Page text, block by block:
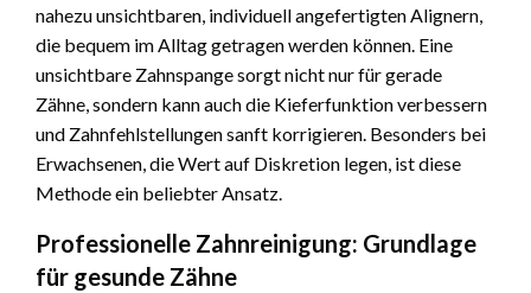
nahezu unsichtbaren, individuell angefertigten Alignern,
die bequem im Alltag getragen werden können. Eine
unsichtbare Zahnspange sorgt nicht nur für gerade
Zähne, sondern kann auch die Kieferfunktion verbessern
und Zahnfehlstellungen sanft korrigieren. Besonders bei
Erwachsenen, die Wert auf Diskretion legen, ist diese
Methode ein beliebter Ansatz.
Professionelle Zahnreinigung: Grundlage
für gesunde Zähne